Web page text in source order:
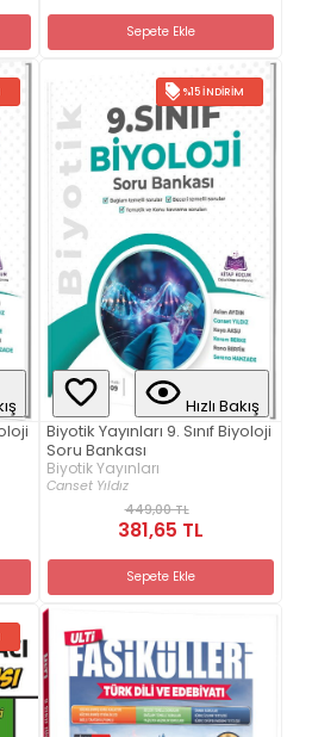
Sepete Ekle
%15 İNDIRIM
Hızlı Bakış
Biyotik Yayınları 9. Sınıf Biyoloji
Soru Bankası
Biyotik Yayınları
Canset Yıldız
449,00 TL
381,65 TL
Sepete Ekle